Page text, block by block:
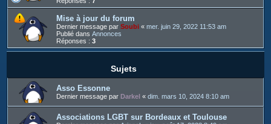
Mise à jour du forum
Dernier message par Soubi « mer. juin 29, 2022 11:53 am
Publié dans Annonces
Réponses : 3
Sujets
Asso Essonne
Dernier message par Darkel « dim. mars 10, 2024 8:10 am
Associations LGBT sur Bordeaux et Toulouse